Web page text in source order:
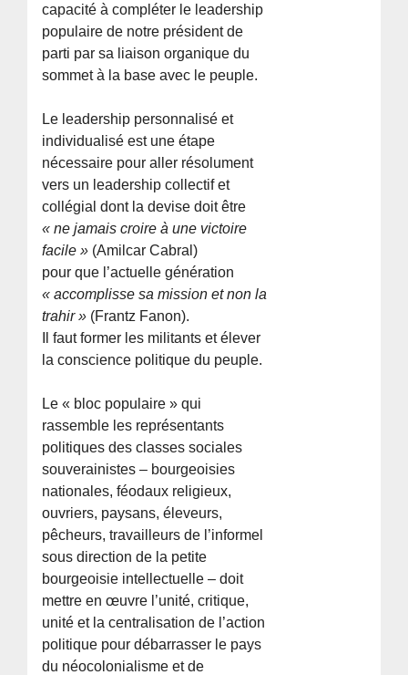
capacité à compléter le leadership
populaire de notre président de
parti par sa liaison organique du
sommet à la base avec le peuple.
Le leadership personnalisé et
individualisé est une étape
nécessaire pour aller résolument
vers un leadership collectif et
collégial dont la devise doit être
« ne jamais croire à une victoire
facile » (Amilcar Cabral)
pour que l’actuelle génération
« accomplisse sa mission et non la
trahir » (Frantz Fanon).
Il faut former les militants et élever
la conscience politique du peuple.
Le « bloc populaire » qui
rassemble les représentants
politiques des classes sociales
souverainistes – bourgeoisies
nationales, féodaux religieux,
ouvriers, paysans, éleveurs,
pêcheurs, travailleurs de l’informel
sous direction de la petite
bourgeoisie intellectuelle – doit
mettre en œuvre l’unité, critique,
unité et la centralisation de l’action
politique pour débarrasser le pays
du néocolonialisme et de